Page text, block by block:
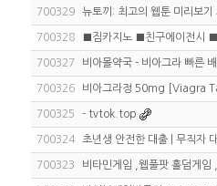
700329 뉴토끼: 최고의 웹툰 미리보
700328 ■짐카지노 ■친구에이전시
700327 비아몰약국 - 비아그라 빠른
700326 비아그라정 50mg [Viagra
700325 - tvtok.top
700324 초년생 안전한 대출 | 무직자
700323 비타민게임 ,웹풀팟 홀덤게